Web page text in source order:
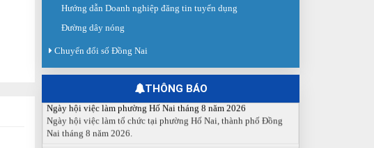
Hướng dẫn Doanh nghiệp đăng tin tuyển dụng
Đường dây nóng
Chuyển đổi số Đồng Nai
THÔNG BÁO
chức Sàn giao dịch việc làm lần thứ 08...
Báo cáo số 141/BC-TTDVVL của Trung tâm Dịch vụ việc làm
Đồng...
Báo cáo kết quả tổ chức Sàn giao dịch việc làm lần thứ 08/2026
ngày 03 tháng 08 năm 2026.
Ngày hội việc làm phường Hố Nai tháng 8 năm 2026
Ngày hội việc làm tổ chức tại phường Hố Nai, thành phố Đồng
Nai tháng 8 năm 2026.